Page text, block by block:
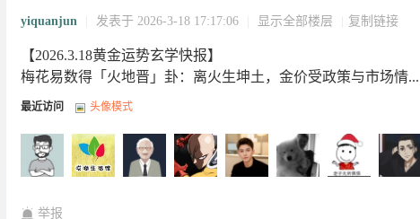
yiquanjun 发表于 2026-3-18 17:17:06 显示全部楼层 复制链接
【2026.3.18黄金运势玄学快报】
梅花易数得「火地晋」卦：离火生坤土，金价受政策与市场情...
最近访问 头像模式
举报